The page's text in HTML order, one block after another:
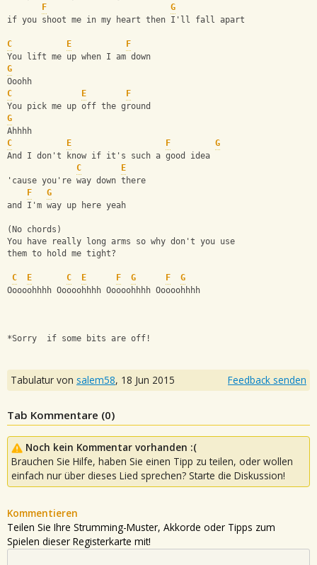
F
G
if you shoot me in my heart then I'll fall apart
C E
F
You lift me up when I am down
G
Ooohh
C
E
F
You pick me up off the ground
G
Ahhhh
C
E F
G
And I don't know if it's such a good idea
C
E
'cause you're way down there
F
G
and I'm way up here yeah
(No chords)
You have really long arms so why don't you use
them to hold me tight?
C E C E F G F
G
Ooooohhhh Ooooohhhh Ooooohhhh Ooooohhhh
*Sorry  if some bits are off!
Tabulatur von salem58, 18 Jun 2015 Feedback senden
Tab Kommentare (0)
Noch kein Kommentar vorhanden :(
Brauchen Sie Hilfe, haben Sie einen Tipp zu teilen, oder wollen
einfach nur über dieses Lied sprechen? Starte die Diskussion!
Kommentieren
Teilen Sie Ihre Strumming-Muster, Akkorde oder Tipps zum
Spielen dieser Registerkarte mit!